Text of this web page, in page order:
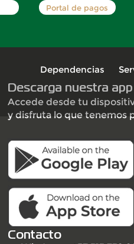
Portal de pagos
Dependencias
Descarga nuestra app
Accede desde tu
y disfruta lo que tenemos
Contacto